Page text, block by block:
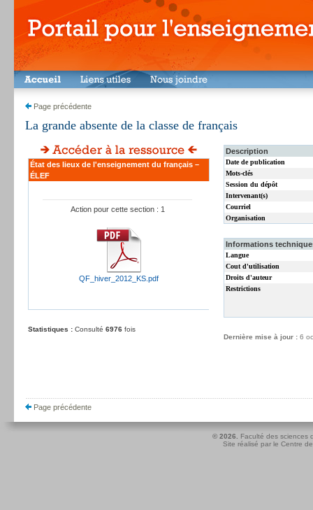
Page précédente
La grande absente de la classe de français
État des lieux de l'enseignement du français –
ÉLEF
Action pour cette section : 1
QF_hiver_2012_KS.pdf
Statistiques : Consulté 6976 fois
Description
Date de publication
Mots-clés
Session du dépôt
Intervenant(s)
Courriel
Organisation
Informations
Langue
Cout d'utilisation
Droits d'auteur
Restrictions
Dernière mise à jour : 6
Page précédente
© 2026.
Faculté des sciences
Site réalisé par le Centre